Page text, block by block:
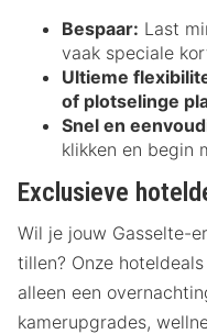
Bespaar: Last
vaak speciale
Ultieme
of plotselinge
Snel en
klikken en begin
Exclusieve
Wil je jouw Gasselte-
tillen? Onze
alleen een
kamerupgrades,